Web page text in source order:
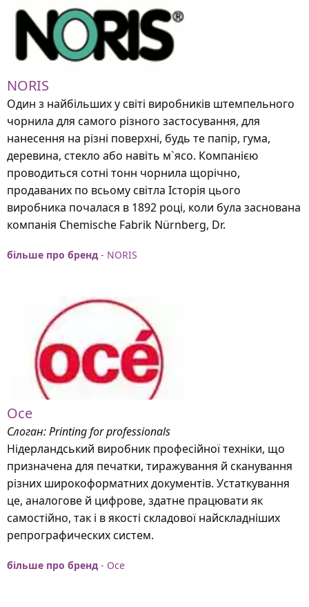
NORIS
Один з найбільших у світі виробників штемпельного
чорнила для самого різного застосування, для
нанесення на різні поверхні, будь те папір, гума,
деревина, стекло або навіть м`ясо. Компанією
проводиться сотні тонн чорнила щорічно,
продаваних по всьому світла Історія цього
виробника почалася в 1892 році, коли була заснована
компанія Chemische Fabrik Nürnberg, Dr.
більше про бренд - NORIS
Oce
Слоган: Printing for professionals
Нідерландський виробник професійної техніки, що
призначена для печатки, тиражування й сканування
різних широкоформатних документів. Устаткування
це, аналогове й цифрове, здатне працювати як
самостійно, так і в якості складової найскладніших
репрографических систем.
більше про бренд - Oce